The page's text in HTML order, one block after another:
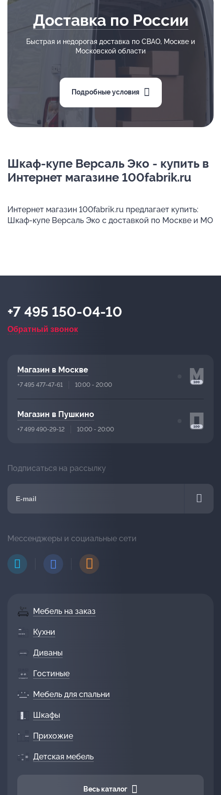
Доставка по России
Быстрая и недорогая доставка по СВАО, Москве и
Московской области
Подробные условия
Шкаф-купе Версаль Эко - купить в
Интернет магазине 100fabrik.ru
Интернет магазин 100fabrik.ru предлагает купить:
Шкаф-купе Версаль Эко с доставкой по Москве и МО
Мебель на заказ
Кухни
Диваны
Гостиные
Мебель для спальни
Шкафы
Прихожие
Детская мебель
Весь каталог
+7 495 150-04-10
Обратный звонок
Магазин в Москве
+7 495 477-47-61 10:00 - 20:00
Магазин в Пушкино
+7 499 490-29-12 10:00 - 20:00
Подписаться на рассылку
Мессенджеры и социальные сети